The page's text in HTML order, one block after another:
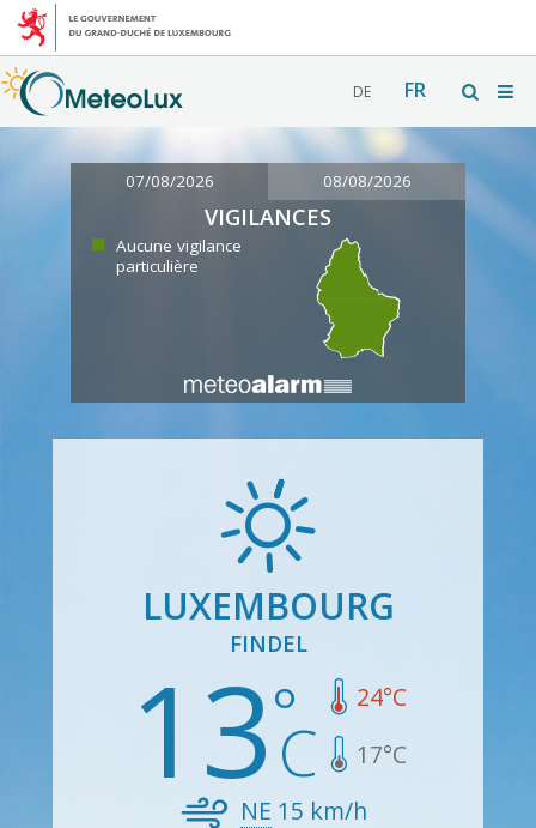
DE FR
07/08/2026 08/08/2026
VIGILANCES
Aucune vigilance
particulière
LUXEMBOURG
FINDEL
13 24°C
17°C
NE 15 km/h